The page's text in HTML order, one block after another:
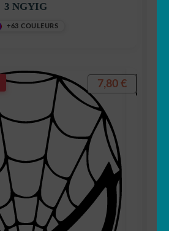
3 NGYIG
+63 COULEURS
7,80 €